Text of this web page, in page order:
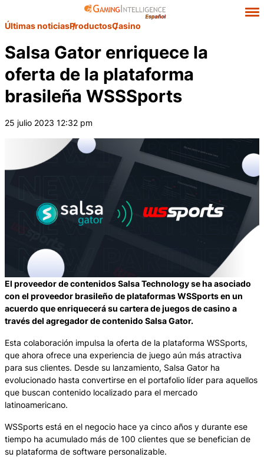
Últimas noticiasProductosCasino
Salsa Gator enriquece la
oferta de la plataforma
brasileña WSSSports
25 julio 2023 12:32 pm
El proveedor de contenidos Salsa Technology se ha asociado
con el proveedor brasileño de plataformas WSSports en un
acuerdo que enriquecerá su cartera de juegos de casino a
través del agregador de contenido Salsa Gator.
Esta colaboración impulsa la oferta de la plataforma WSSports,
que ahora ofrece una experiencia de juego aún más atractiva
para sus clientes. Desde su lanzamiento, Salsa Gator ha
evolucionado hasta convertirse en el portafolio líder para aquellos
que buscan contenido localizado para el mercado
latinoamericano.
WSSports está en el negocio hace ya cinco años y durante ese
tiempo ha acumulado más de 100 clientes que se benefician de
su plataforma de software personalizable.